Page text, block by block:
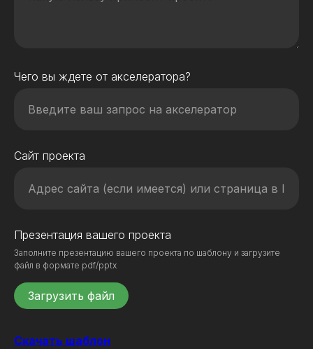
Чего вы ждете от акселератора?
Сайт проекта
Презентация вашего проекта
Заполните презентацию вашего проекта по шаблону и загрузите
файл в формате pdf/pptx
Загрузить файл
Скачать шаблон